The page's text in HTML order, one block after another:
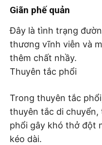
Giãn phế quản
Đây là tình trạng
thương vĩnh viễn và
thêm chất nhầy.
Thuyên tắc phổi
Trong thuyên tắc
thuyên tắc di
phổi gây khó thở đột
kéo dài.